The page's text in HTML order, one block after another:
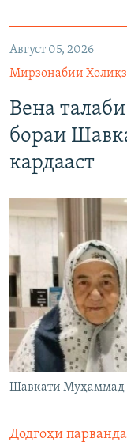
Август 05, 2026
Мирзонабии
Вена
бораи
кардааст
Шавкати Муҳаммад
Додгоҳи